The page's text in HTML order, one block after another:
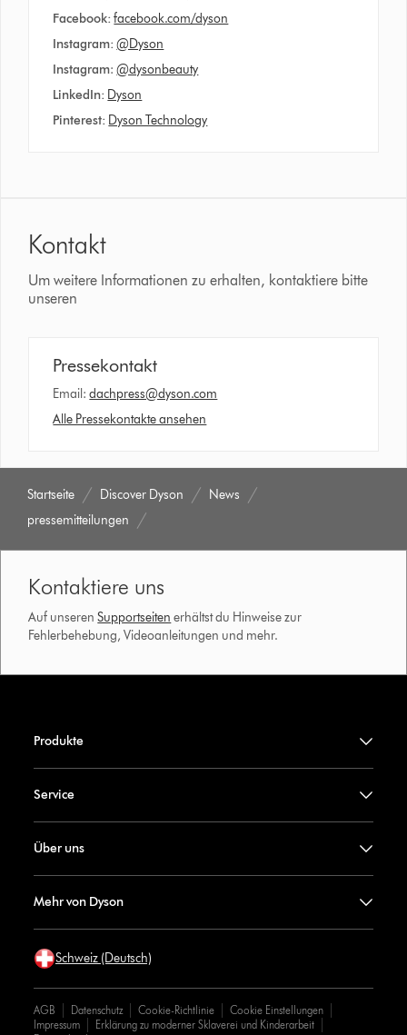
Facebook: facebook.com/dyson
Instagram:@Dyson
Instagram:@dysonbeauty
LinkedIn: Dyson
Pinterest: Dyson Technology
Kontakt
Um weitere Informationen zu erhalten, kontaktiere bitte
unseren
Pressekontakt
Email:dachpress@dyson.com
Alle Pressekontakte ansehen
Startseite Discover Dyson
News
pressemitteilungen
Kontaktiere uns
Auf unserenSupportseiten erhältst du Hinweise zur
Fehlerbehebung, Videoanleitungen und mehr.
Produkte
Service
Über uns
Mehr von Dyson
Schweiz (Deutsch)
AGB Datenschutz Cookie-Richtlinie
Cookie Einstellungen
Impressum
Erklärung zu moderner Sklaverei und Kinderarbeit